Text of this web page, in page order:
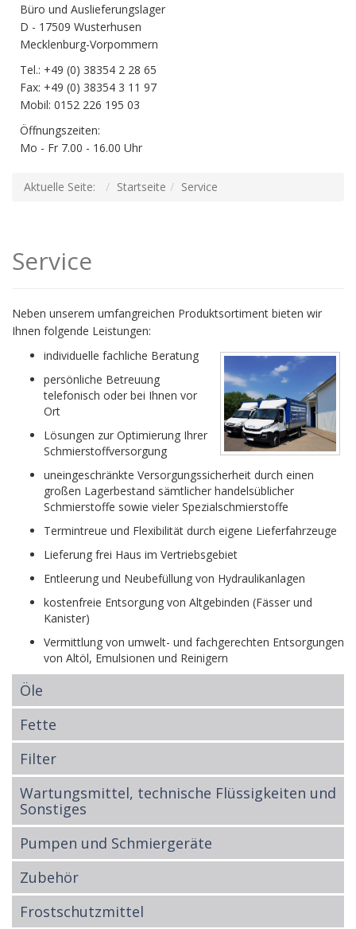
Büro und Auslieferungslager
D - 17509 Wusterhusen
Mecklenburg-Vorpommern
Tel.: +49 (0) 38354 2 28 65
Fax: +49 (0) 38354 3 11 97
Mobil: 0152 226 195 03
Öffnungszeiten:
Mo - Fr 7.00 - 16.00 Uhr
Aktuelle Seite: Startseite Service
Service
Neben unserem umfangreichen Produktsortiment bieten wir
Ihnen folgende Leistungen:
individuelle fachliche Beratung
persönliche Betreuung
telefonisch oder bei Ihnen vor
Ort
Lösungen zur Optimierung Ihrer
Schmierstoffversorgung
uneingeschränkte Versorgungssicherheit durch einen
großen Lagerbestand sämtlicher handelsüblicher
Schmierstoffe sowie vieler Spezialschmierstoffe
Termintreue und Flexibilität durch eigene Lieferfahrzeuge
Lieferung frei Haus im Vertriebsgebiet
Entleerung und Neubefüllung von Hydraulikanlagen
kostenfreie Entsorgung von Altgebinden (Fässer und
Kanister)
Vermittlung von umwelt- und fachgerechten Entsorgungen
von Altöl, Emulsionen und Reinigern
Öle
Fette
Filter
Wartungsmittel, technische Flüssigkeiten und
Sonstiges
Pumpen und Schmiergeräte
Zubehör
Frostschutzmittel